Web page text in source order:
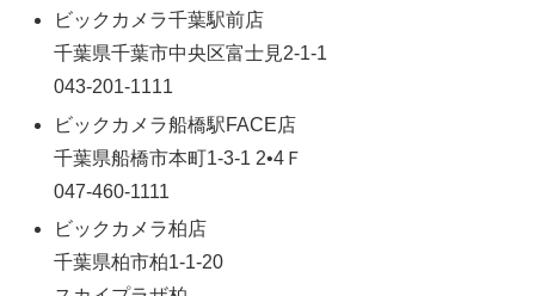
ビックカメラ千葉駅前店
千葉県千葉市中央区富士見2-1-1
043-201-1111
ビックカメラ船橋駅FACE店
千葉県船橋市本町1-3-1 2•4Ｆ
047-460-1111
ビックカメラ柏店
千葉県柏市柏1-1-20